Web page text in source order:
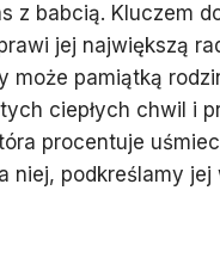
z babcią. Kluczem
jej największą
może pamiątką
ciepłych chwil i
procentuje
niej, podkreślamy